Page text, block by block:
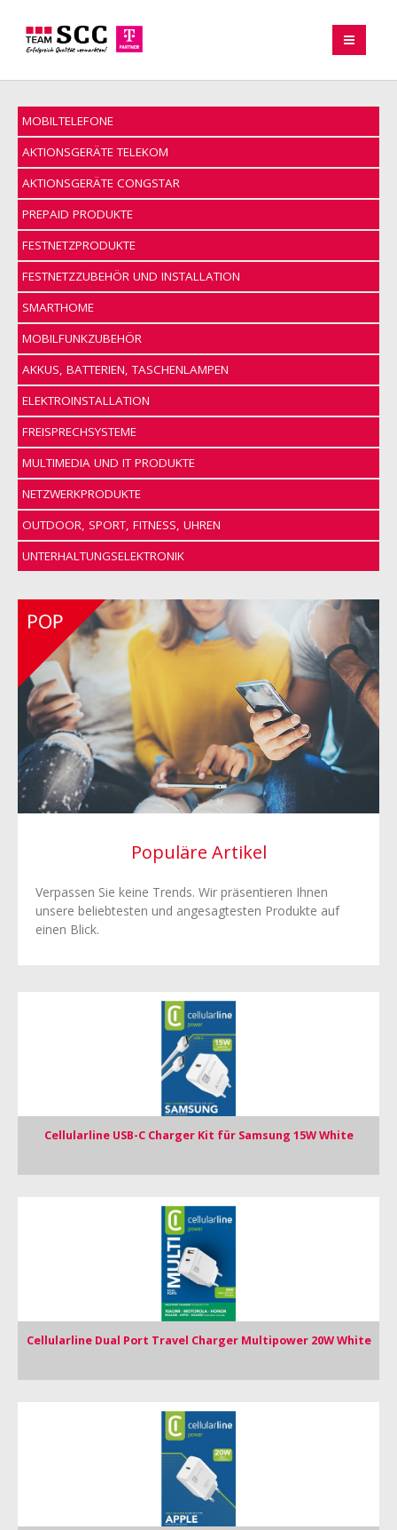
MOBILTELEFONE
AKTIONSGERÄTE TELEKOM
AKTIONSGERÄTE CONGSTAR
PREPAID PRODUKTE
FESTNETZPRODUKTE
FESTNETZZUBEHÖR UND INSTALLATION
SMARTHOME
MOBILFUNKZUBEHÖR
AKKUS, BATTERIEN, TASCHENLAMPEN
ELEKTROINSTALLATION
FREISPRECHSYSTEME
MULTIMEDIA UND IT PRODUKTE
NETZWERKPRODUKTE
OUTDOOR, SPORT, FITNESS, UHREN
UNTERHALTUNGSELEKTRONIK
Populäre Artikel
Verpassen Sie keine Trends. Wir präsentieren Ihnen
unsere beliebtesten und angesagtesten Produkte auf
einen Blick.
Cellularline USB-C Charger Kit für Samsung 15W White
Cellularline Dual Port Travel Charger Multipower 20W White